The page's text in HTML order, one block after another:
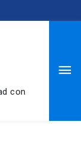
con